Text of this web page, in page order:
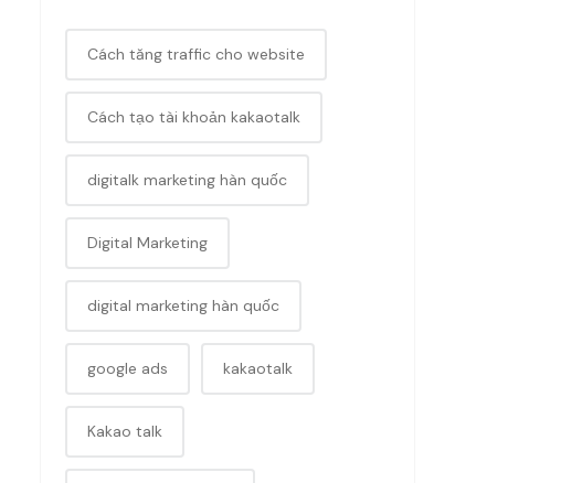
Cách tăng traffic cho website
Cách tạo tài khoản kakaotalk
digitalk marketing hàn quốc
Digital Marketing
digital marketing hàn quốc
google ads kakaotalk
Kakao talk